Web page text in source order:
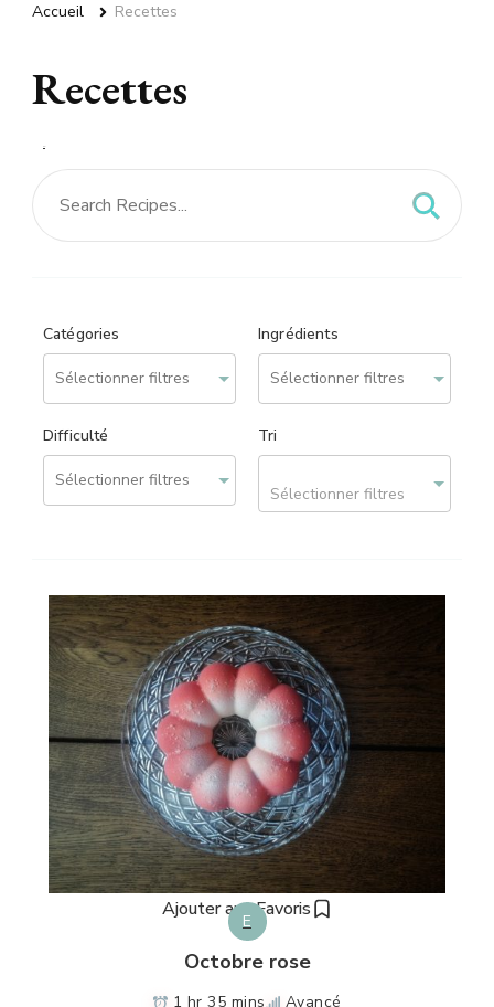
Accueil Recettes
Recettes
Catégories Ingrédients
Difficulté Tri
Sélectionner filtres
Ajouter aux Favoris
E
Octobre rose
1 hr 35 mins Avancé